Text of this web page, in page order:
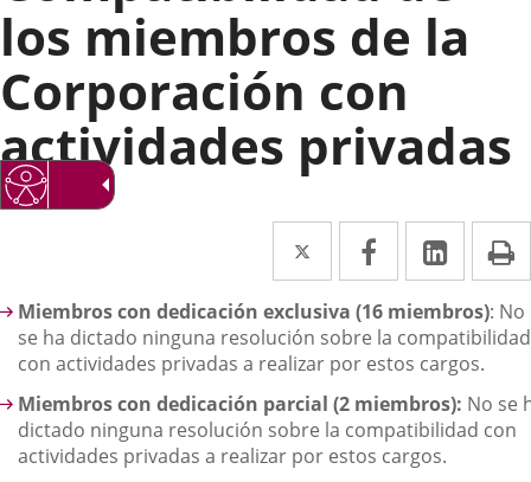
los miembros de la
Corporación con
actividades privadas
Twitter
Enlace
a
una
aplicación
externa.
Facebook
Enlace
a
una
aplicación
externa.
Enlace
a
una
Miembros con dedicación exclusiva (16 miembros): No
se ha dictado ninguna resolución sobre la compatibilidad
con actividades privadas a realizar por estos cargos.
Miembros con dedicación parcial (2 miembros): No se
dictado ninguna resolución sobre la compatibilidad con
actividades privadas a realizar por estos cargos.